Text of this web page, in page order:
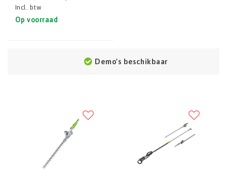
Incl. btw
Op voorraad
Demo's beschikbaar